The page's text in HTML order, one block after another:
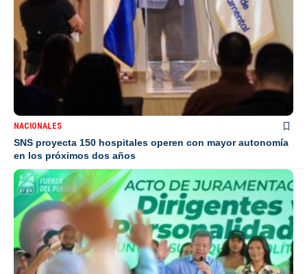
NACIONALES
SNS proyecta 150 hospitales operen con mayor autonomía
en los próximos dos años